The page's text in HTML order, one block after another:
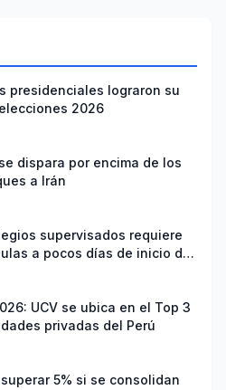
presidenciales lograron su
2026
dispara por encima de los
a Irán
supervisados requiere
a pocos días de inicio del
UCV se ubica en el Top 3
privadas del Perú
5% si se consolidan